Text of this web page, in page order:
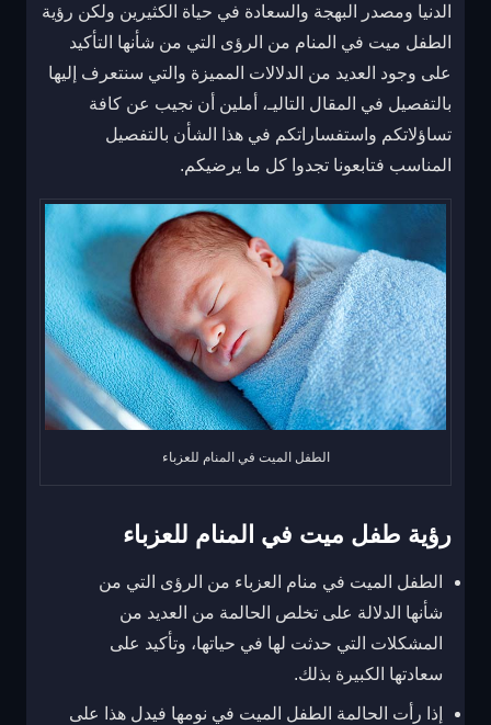
الدنيا ومصدر البهجة والسعادة في حياة الكثيرين ولكن رؤية
الطفل ميت في المنام من الرؤى التي من شأنها التأكيد
على وجود العديد من الدلالات المميزة والتي سنتعرف إليها
بالتفصيل في المقال التاليـ، أملين أن نجيب عن كافة
تساؤلاتكم واستفساراتكم في هذا الشأن بالتفصيل
المناسب فتابعونا تجدوا كل ما يرضيكم.
الطفل الميت في المنام للعزباء
رؤية طفل ميت في المنام للعزباء
الطفل الميت في منام العزباء من الرؤى التي من
شأنها الدلالة على تخلص الحالمة من العديد من
المشكلات التي حدثت لها في حياتها، وتأكيد على
سعادتها الكبيرة بذلك.
إذا رأت الحالمة الطفل الميت في نومها فيدل هذا على